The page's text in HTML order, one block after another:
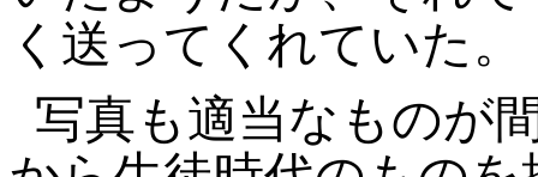
く送ってくれていた。
写真も適当なものが